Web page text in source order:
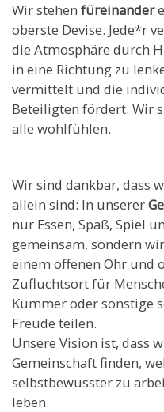
Wir stehen füreinander
oberste Devise. Jede*r
die Atmosphäre durch
in eine Richtung zu
vermittelt und die
Beteiligten fördert. Wir
alle wohlfühlen.
Wir sind dankbar, dass
allein sind: In unserer
nur Essen, Spaß, Spiel
gemeinsam, sondern
einem offenen Ohr und
Zufluchtsort für
Kummer oder sonstige
Freude teilen.
Unsere Vision ist, dass
Gemeinschaft finden,
selbstbewusster zu
leben.